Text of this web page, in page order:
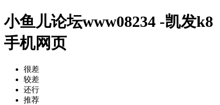
小鱼儿论坛www08234 -凯发k8
手机网页
很差
较差
还行
推荐